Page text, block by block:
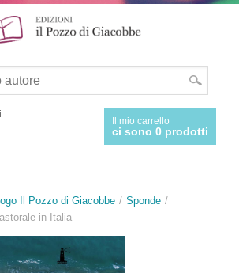
Il mio carrello
ci sono 0 prodotti
Il Pozzo di Giacobbe
Sponde
in Italia